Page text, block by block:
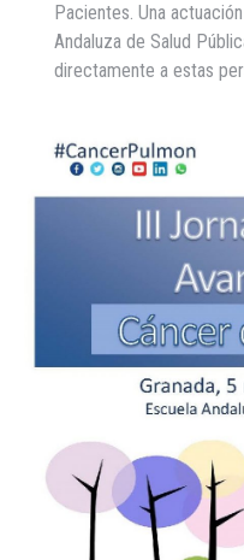
Pacientes. Una
Andaluza de Salud
directamente a estas